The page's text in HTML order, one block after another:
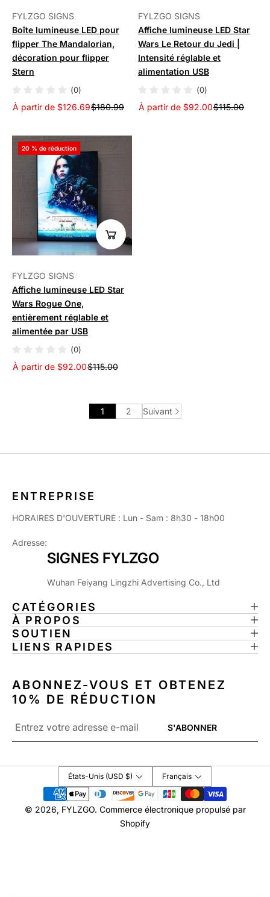
FYLZGO SIGNS
Boîte lumineuse LED pour
flipper The Mandalorian,
décoration pour flipper
Stern
(0)
À partir de $126.69$180.99
FYLZGO SIGNS
Affiche lumineuse LED Star
Wars Le Retour du Jedi |
Intensité réglable et
alimentation USB
(0)
À partir de $92.00$115.00
20 % de réduction
FYLZGO SIGNS
Affiche lumineuse LED Star
Wars Rogue One,
entièrement réglable et
alimentée par USB
(0)
À partir de $92.00$115.00
1 2 Suivant
ENTREPRISE
HORAIRES D'OUVERTURE : Lun - Sam : 8h30 - 18h00
Adresse:
SIGNES FYLZGO
Wuhan Feiyang Lingzhi Advertising Co., Ltd
CATÉGORIES
À PROPOS
SOUTIEN
LIENS RAPIDES
ABONNEZ-VOUS ET OBTENEZ
10% DE RÉDUCTION
mail
S'ABONNER
États-Unis (USD $) Français
© 2026, FYLZGO. Commerce électronique propulsé par
Shopify
Modes
de